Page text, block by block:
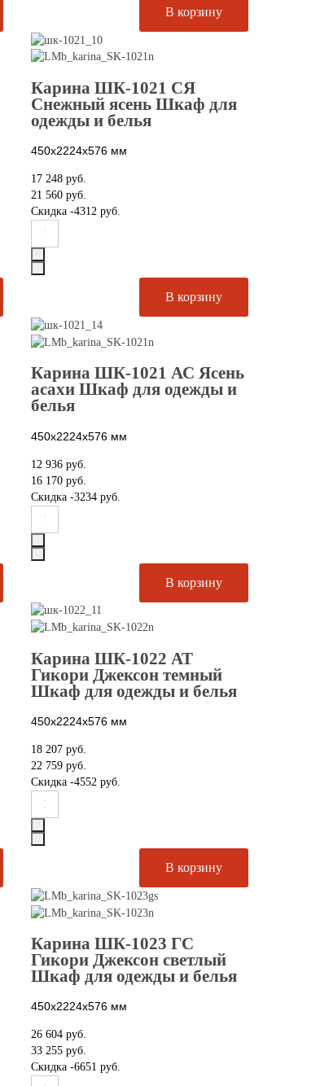
Карина ШК-1021 СЯ
Снежный ясень Шкаф для
одежды и белья
450х2224х576 мм
17 248 руб.
21 560 руб.
Скидка -4312 руб.
Карина ШК-1021 АС Ясень
асахи Шкаф для одежды и
белья
450х2224х576 мм
12 936 руб.
16 170 руб.
Скидка -3234 руб.
Карина ШК-1022 АТ
Гикори Джексон темный
Шкаф для одежды и белья
450х2224х576 мм
18 207 руб.
22 759 руб.
Скидка -4552 руб.
Карина ШК-1023 ГС
Гикори Джексон светлый
Шкаф для одежды и белья
450х2224х576 мм
26 604 руб.
33 255 руб.
Скидка -6651 руб.